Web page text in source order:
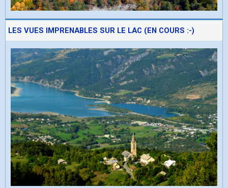
LES VUES IMPRENABLES SUR LE LAC (EN COURS :-)